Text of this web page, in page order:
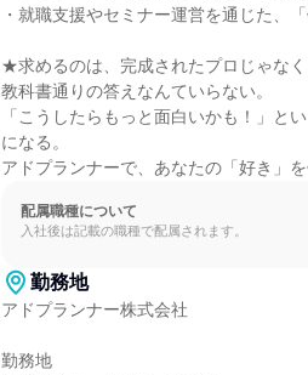
・就職支援やセミナー運営を通じた、
★求めるのは、完成されたプロじゃな
教科書通りの答えなんていらない。
「こうしたらもっと面白いかも！」と
になる。
アドプランナーで、あなたの「好き」を
配属職種について
入社後は記載の職種で配属されます。
勤務地
アドプランナー株式会社
勤務地